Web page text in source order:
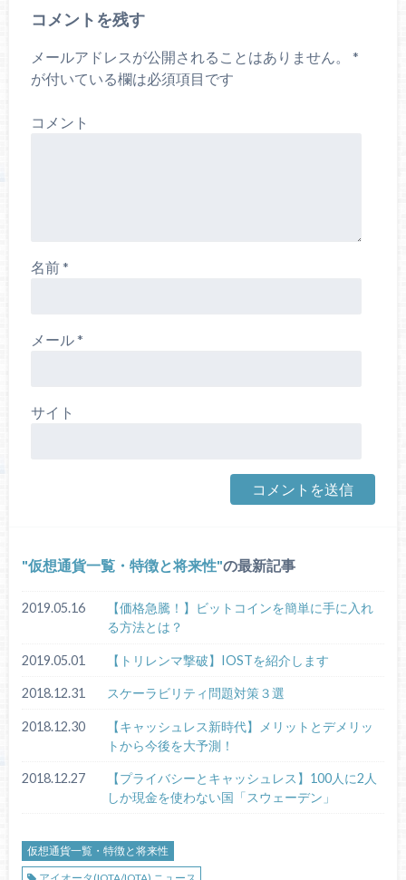
コメントを残す
メールアドレスが公開されることはありません。
*
が付いている欄は必須項目です
コメント
名前*
メール*
サイト
仮想通貨一覧・特徴と将来性 の最新記事
2019.05.16
【価格急騰！】ビットコインを簡単に手に入れ
る方法とは？
2019.05.01 【トリレンマ撃破】IOSTを紹介します
2018.12.31 スケーラビリティ問題対策３選
2018.12.30
【キャッシュレス新時代】メリットとデメリッ
トから今後を大予測！
2018.12.27
【プライバシーとキャッシュレス】100人に2人
しか現金を使わない国「スウェーデン」
仮想通貨一覧・特徴と将来性